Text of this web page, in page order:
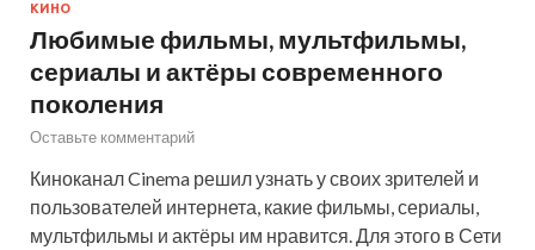
КИНО
Любимые фильмы, мультфильмы,
сериалы и актёры современного
поколения
Оставьте комментарий
Киноканал Cinema решил узнать у своих зрителей и
пользователей интернета, какие фильмы, сериалы,
мультфильмы и актёры им нравится. Для этого в Сети